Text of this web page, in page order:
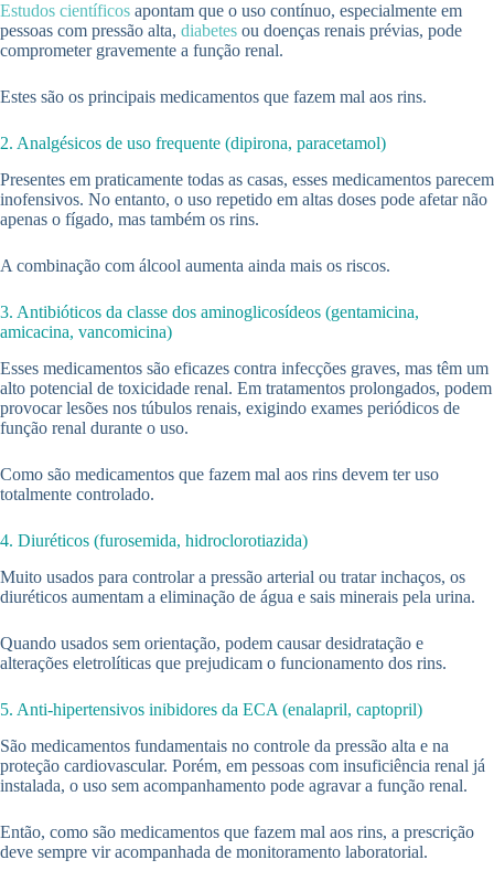
Estudos científicos apontam que o uso contínuo, especialmente em
pessoas com pressão alta, diabetes ou doenças renais prévias, pode
comprometer gravemente a função renal.
Estes são os principais medicamentos que fazem mal aos rins.
2. Analgésicos de uso frequente (dipirona, paracetamol)
Presentes em praticamente todas as casas, esses medicamentos parecem
inofensivos. No entanto, o uso repetido em altas doses pode afetar não
apenas o fígado, mas também os rins.
A combinação com álcool aumenta ainda mais os riscos.
3. Antibióticos da classe dos aminoglicosídeos (gentamicina,
amicacina, vancomicina)
Esses medicamentos são eficazes contra infecções graves, mas têm um
alto potencial de toxicidade renal. Em tratamentos prolongados, podem
provocar lesões nos túbulos renais, exigindo exames periódicos de
função renal durante o uso.
Como são medicamentos que fazem mal aos rins devem ter uso
totalmente controlado.
4. Diuréticos (furosemida, hidroclorotiazida)
Muito usados para controlar a pressão arterial ou tratar inchaços, os
diuréticos aumentam a eliminação de água e sais minerais pela urina.
Quando usados sem orientação, podem causar desidratação e
alterações eletrolíticas que prejudicam o funcionamento dos rins.
5. Anti-hipertensivos inibidores da ECA (enalapril, captopril)
São medicamentos fundamentais no controle da pressão alta e na
proteção cardiovascular. Porém, em pessoas com insuficiência renal já
instalada, o uso sem acompanhamento pode agravar a função renal.
Então, como são medicamentos que fazem mal aos rins, a prescrição
deve sempre vir acompanhada de monitoramento laboratorial.